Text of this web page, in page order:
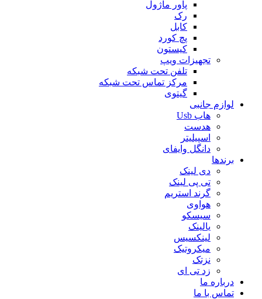
پاور ماژول
رک
کابل
پچ کورد
کیستون
تجهیزات ویپ
تلفن تحت شبکه
مرکز تماس تحت شبکه
گیتوی
لوازم جانبی
هاب Usb
هدست
اسپیلیتر
دانگل وایفای
برندها
دی لینک
تی پی لینک
گرند استریم
هواوی
سیسکو
یالینک
لینکسیس
میکروتیک
نزتک
زد تی ای
درباره ما
تماس با ما